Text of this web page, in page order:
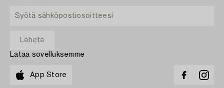
Lataa sovelluksemme
App Store